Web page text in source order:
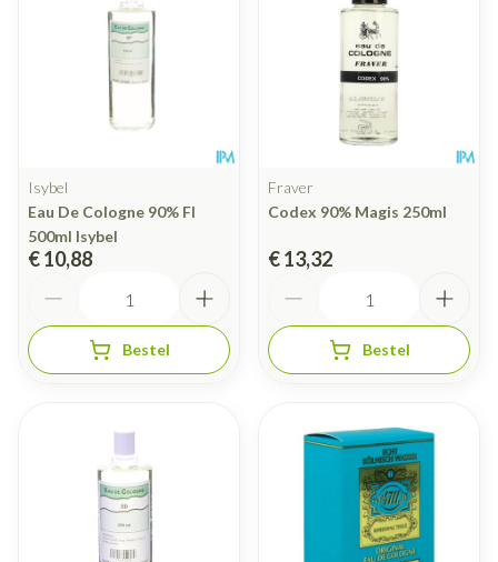
Isybel
Eau De Cologne 90% Fl
500ml Isybel
€ 10,88
Bestel
Fraver
Codex 90% Magis 250ml
€ 13,32
Bestel